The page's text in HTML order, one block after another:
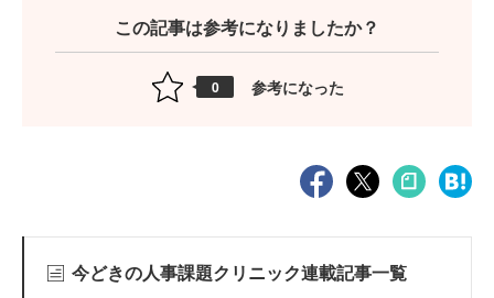
この記事は参考になりましたか？
0 参考になった
今どきの人事課題クリニック連載記事一覧